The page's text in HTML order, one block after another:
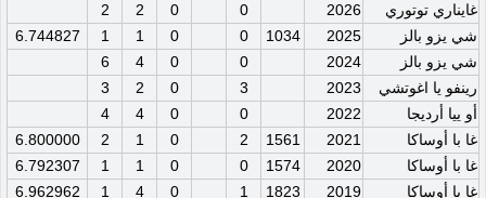
غايناري توتوري
2026
0
0
2
2
شي يزو بالز
2025
1034
0
0
1
1
6.744827
شي يزو بالز
2024
0
0
4
6
رينفو يا اغوتشي
2023
3
0
2
3
أو ييا أرديجا
2022
0
0
4
4
غا با أوساكا
2021
1561
2
0
1
2
6.800000
غا با أوساكا
2020
1574
0
0
1
1
6.792307
غا با أوساكا
2019
1823
1
0
4
1
6.962962